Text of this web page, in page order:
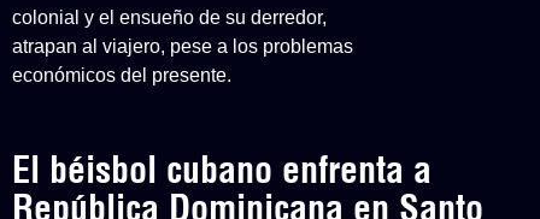
colonial y el ensueño de su derredor,
atrapan al viajero, pese a los problemas
económicos del presente.
El béisbol cubano enfrenta a
República Dominicana en Santo